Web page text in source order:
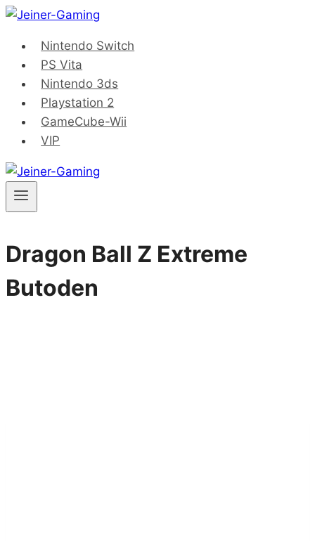
Saltar
contenidoNintendo Switch
PS Vita
Nintendo 3ds
Playstation 2
GameCube-Wii
VIP
Dragon Ball Z Extreme
Butoden